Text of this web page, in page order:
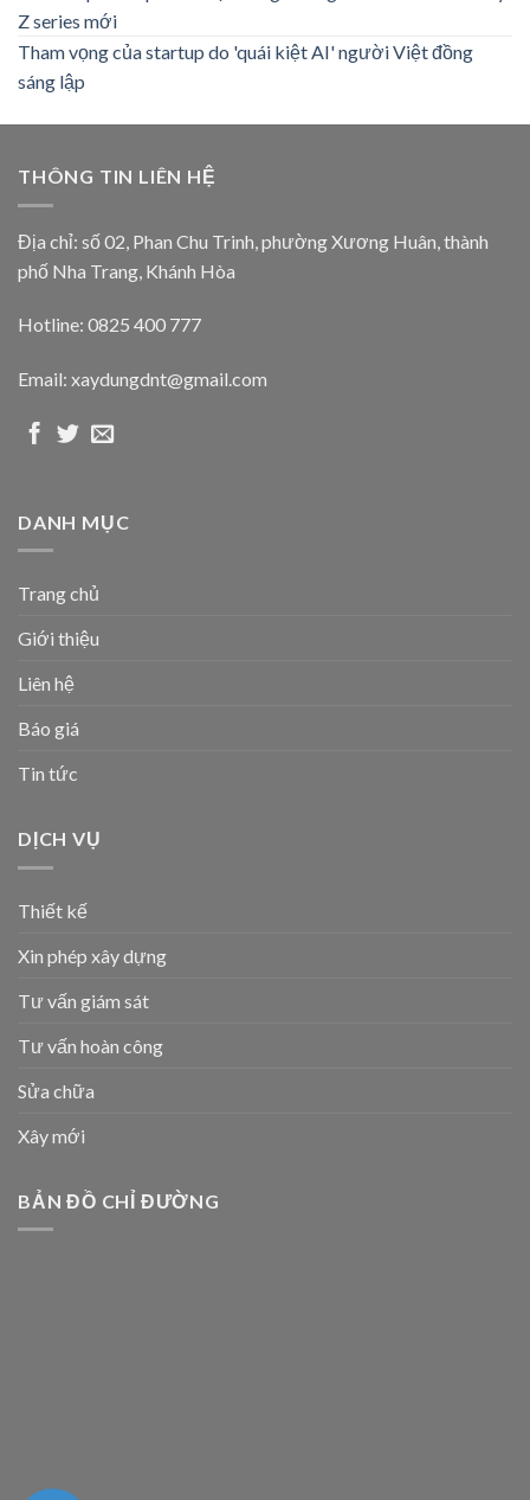
Z series mới
Tham vọng của startup do 'quái kiệt AI' người Việt đồng
sáng lập
THÔNG TIN LIÊN HỆ
Địa chỉ: số 02, Phan Chu Trinh, phường Xương Huân, thành
phố Nha Trang, Khánh Hòa
Hotline: 0825 400 777
Email: xaydungdnt@gmail.com
DANH MỤC
Trang chủ
Giới thiệu
Liên hệ
Báo giá
Tin tức
DỊCH VỤ
Thiết kế
Xin phép xây dựng
Tư vấn giám sát
Tư vấn hoàn công
Sửa chữa
Xây mới
BẢN ĐỒ CHỈ ĐƯỜNG